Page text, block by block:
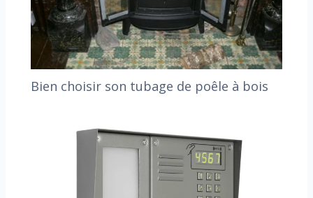
Bien choisir son tubage de poêle à bois